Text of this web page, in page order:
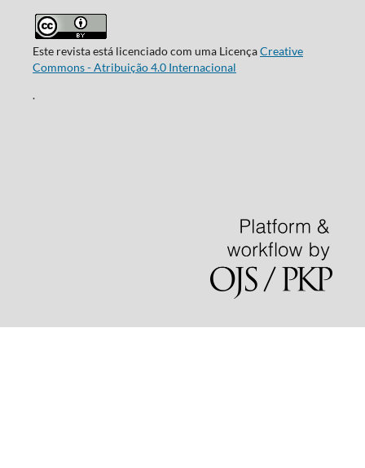
Este revista está licenciado com uma LicençaCreative
Commons - Atribuição 4.0 Internacional
.